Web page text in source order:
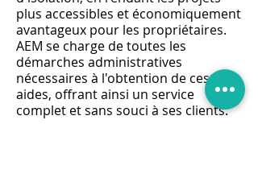
plus accessibles et économiquement
avantageux pour les propriétaires.
AEM se charge de toutes les
démarches administratives
nécessaires à l'obtention de ces
aides, offrant ainsi un service
complet et sans souci à ses clients.